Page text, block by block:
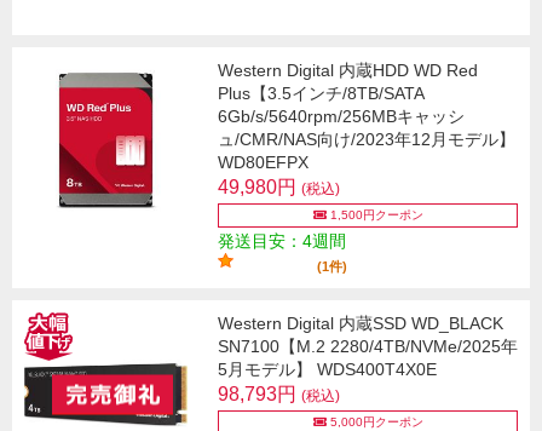
Western Digital 内蔵HDD WD Red
Plus【3.5インチ/8TB/SATA
6Gb/s/5640rpm/256MBキャッシ
ュ/CMR/NAS向け/2023年12月モデル】
WD80EFPX
49,980円 (税込)
1,500円クーポン
発送目安：4週間
(1件)
Western Digital 内蔵SSD WD_BLACK
SN7100【M.2 2280/4TB/NVMe/2025年
5月モデル】 WDS400T4X0E
98,793円 (税込)
5,000円クーポン